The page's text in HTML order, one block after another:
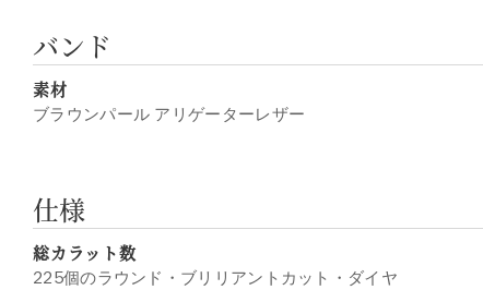
バンド
素材
ブラウンパール アリゲーターレザー
仕様
総カラット数
225個のラウンド・ブリリアントカット・ダイヤ